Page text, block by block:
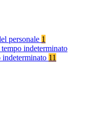
personale 1
indeterminato
indeterminato 11